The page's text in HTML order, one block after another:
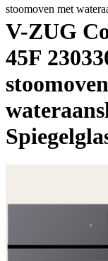
stoomoven met
V-ZUG
45F